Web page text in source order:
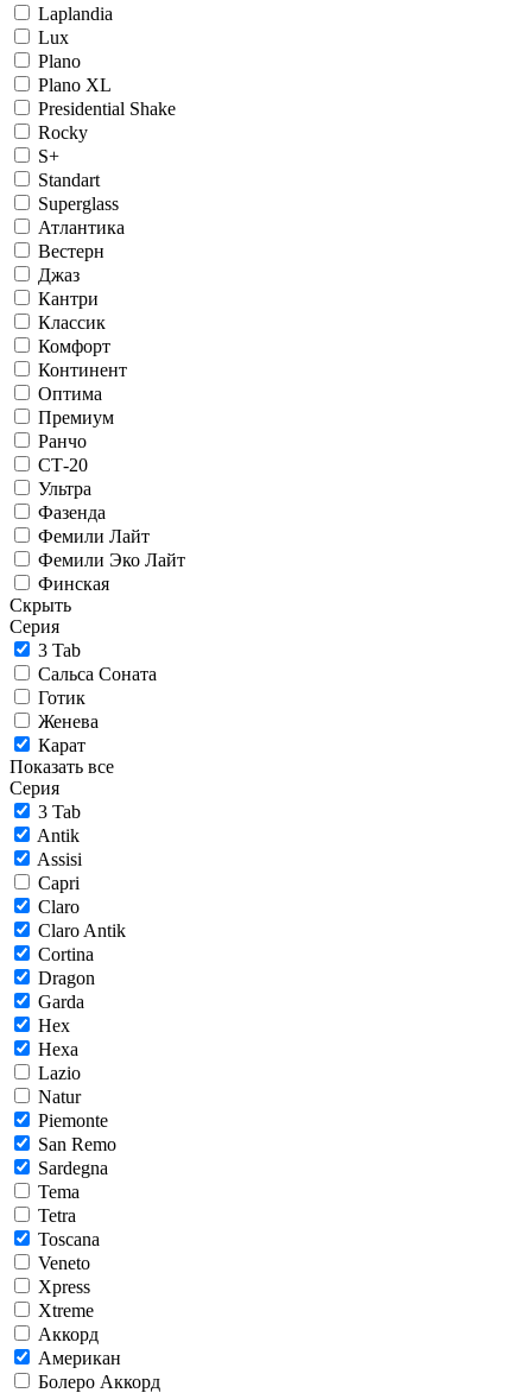
Laplandia
Lux
Plano
Plano XL
Presidential Shake
Rocky
S+
Standart
Superglass
Атлантика
Вестерн
Джаз
Кантри
Классик
Комфорт
Континент
Оптима
Премиум
Ранчо
СТ-20
Ультра
Фазенда
Фемили Лайт
Фемили Эко Лайт
Финская
Скрыть
Серия
3 Tab
Сальса Соната
Готик
Женева
Карат
Показать все
Серия
3 Tab
Antik
Assisi
Capri
Claro
Claro Antik
Cortina
Dragon
Garda
Hex
Hexa
Lazio
Natur
Piemonte
San Remo
Sardegna
Tema
Tetra
Toscana
Veneto
Xpress
Xtreme
Аккорд
Американ
Болеро Аккорд